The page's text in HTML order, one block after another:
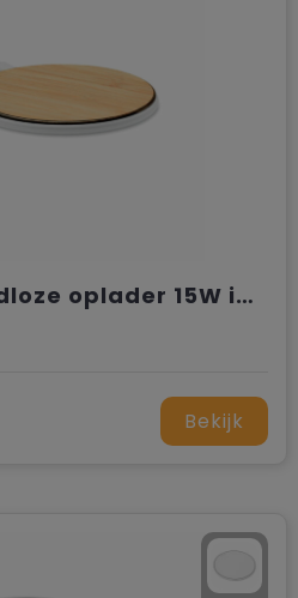
DESPAD + - Draadloze oplader 15W in bamboe
Bekijk